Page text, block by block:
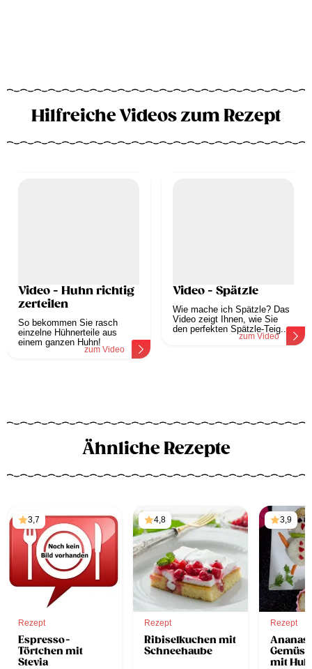
Hilfreiche Videos zum Rezept
Video - Huhn richtig
zerteilen
So bekommen Sie rasch
einzelne Hühnerteile aus
einem ganzen Huhn!
zum Video
Video - Spätzle
Wie mache ich Spätzle? Das
Video zeigt Ihnen, wie Sie
den perfekten Spätzle-Teig...
zum Video
Ähnliche Rezepte
3,7
Rezept
Espresso-
Törtchen mit
Stevia
4,8
Rezept
Ribiselkuchen mit
Schneehaube
3,9
Rezept
mit